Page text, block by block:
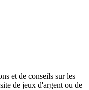
et de conseils sur les
de jeux d'argent ou de